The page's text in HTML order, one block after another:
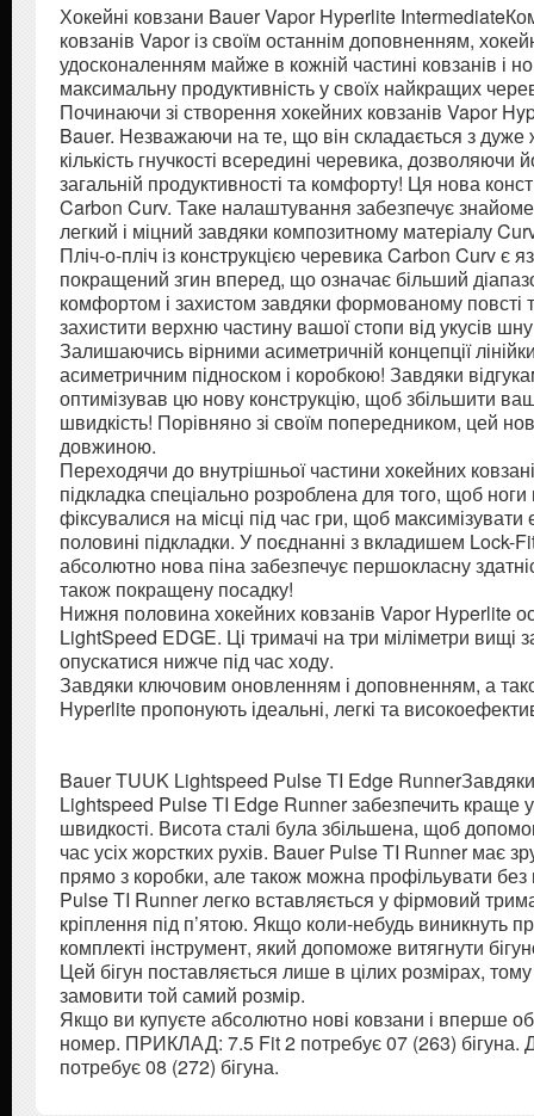
Хокейні ковзани Bauer Vapor Hyperlite
ковзанів Vapor із своїм останнім доповненням,
удосконаленням майже в кожній частині ковзанів і
максимальну продуктивність у своїх найкращих
Починаючи зі створення хокейних ковзанів Vapor
Bauer. Незважаючи на те, що він складається з дуже
кількість гнучкості всередині черевика,
загальній продуктивності та комфорту! Ця нова
Carbon Curv. Таке налаштування забезпечує знайоме
легкий і міцний завдяки композитному матеріалу
Пліч-о-пліч із конструкцією черевика Carbon Curv
покращений згин вперед, що означає більший
комфортом і захистом завдяки формованому
захистити верхню частину вашої стопи від укусів
Залишаючись вірними асиметричній концепції
асиметричним підноском і коробкою! Завдяки
оптимізував цю нову конструкцію, щоб збільшити
швидкість! Порівняно зі своїм попередником, цей
довжиною.
Переходячи до внутрішньої частини хокейних
підкладка спеціально розроблена для того, щоб
фіксувалися на місці під час гри, щоб
половині підкладки. У поєднанні з вкладишем Lock-
абсолютно нова піна забезпечує першокласну
також покращену посадку!
Нижня половина хокейних ковзанів Vapor Hyperlite
LightSpeed EDGE. Ці тримачі на три міліметри
опускатися нижче під час ходу.
Завдяки ключовим оновленням і доповненням, а
Hyperlite пропонують ідеальні, легкі та
Bauer TUUK Lightspeed Pulse TI Edge
Lightspeed Pulse TI Edge Runner забезпечить краще
швидкості. Висота сталі була збільшена, щоб
час усіх жорстких рухів. Bauer Pulse TI Runner має
прямо з коробки, але також можна профільувати
Pulse TI Runner легко вставляється у фірмовий
кріплення під п’ятою. Якщо коли-небудь виникнуть
комплекті інструмент, який допоможе витягнути
Цей бігун поставляється лише в цілих розмірах,
замовити той самий розмір.
Якщо ви купуєте абсолютно нові ковзани і вперше
номер. ПРИКЛАД: 7.5 Fit 2 потребує 07 (263) бігуна.
потребує 08 (272) бігуна.